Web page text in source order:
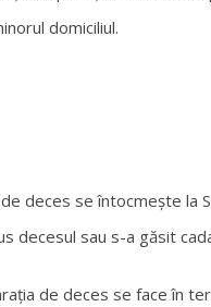
domiciliul.
deces se întocmește la
decesul sau s-a găsit
de deces se face în